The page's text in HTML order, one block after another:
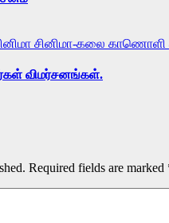
சினிமா-கலை காணொளி
விமர்சனங்கள்.
Required fields are marked